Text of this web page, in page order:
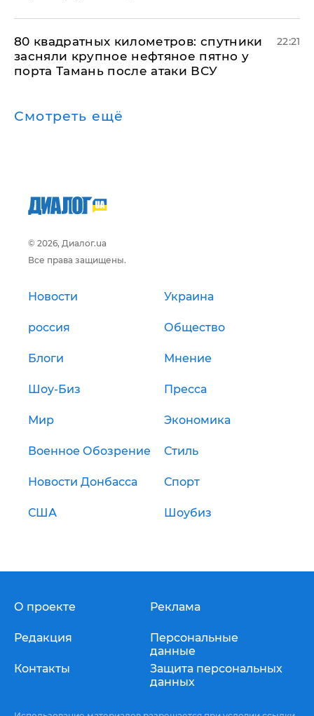
80 квадратных километров: спутники
засняли крупное нефтяное пятно у
порта Тамань после атаки ВСУ
22:21
Смотреть ещё
© 2026, Диалог.ua
Все права защищены.
Новости Украина
россия Общество
Блоги Мнение
Шоу-Биз Пресса
Мир Экономика
Военное Обозрение Стиль
Новости Донбасса Спорт
США Шоубиз
О проекте
Редакция
Контакты
Реклама
Персональные
данные
Защита персональных
данных